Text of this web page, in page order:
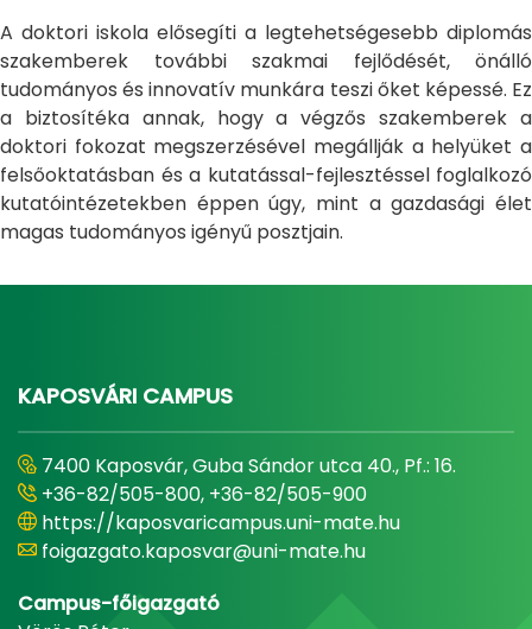
A doktori iskola elősegíti a legtehetségesebb diplomás
szakemberek további szakmai fejlődését, önálló
tudományos és innovatív munkára teszi őket képessé. Ez
a biztosítéka annak, hogy a végzős szakemberek a
doktori fokozat megszerzésével megállják a helyüket a
felsőoktatásban és a kutatással-fejlesztéssel foglalkozó
kutatóintézetekben éppen úgy, mint a gazdasági élet
magas tudományos igényű posztjain.
KAPOSVÁRI CAMPUS
7400 Kaposvár, Guba Sándor utca 40., Pf.: 16.
+36-82/505-800, +36-82/505-900
https://kaposvaricampus.uni-mate.hu
foigazgato.kaposvar@uni-mate.hu
Campus-főigazgató